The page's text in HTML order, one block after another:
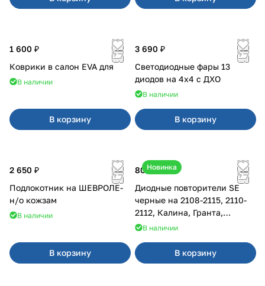
1 600 ₽
Коврики в салон EVA для
В наличии
В корзину
3 690 ₽
Светодиодные фары 13
диодов на 4x4 с ДХО
В наличии
В корзину
2 650 ₽
Подлокотник на ШЕВРОЛЕ-
н/о кожзам
В наличии
В корзину
Новинка
800 ₽
Диодные повторители SE
черные на 2108-2115, 2110-
2112, Калина, Гранта,
Приора
В наличии
В корзину